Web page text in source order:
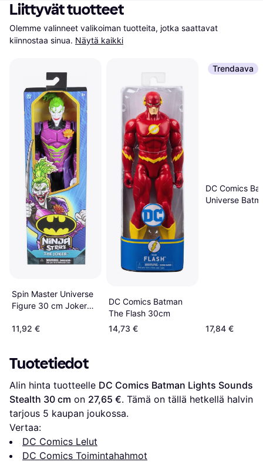
Liittyvät tuotteet
Olemme valinneet valikoiman tuotteita, jotka saattavat
kiinnostaa sinua. Näytä kaikki
Spin Master Universe
Figure 30 cm Joker
11,92 €
DC Comics Batman
The Flash 30cm
14,73 €
Trendaava
DC Comics
Universe
17,84 €
Tuotetiedot
Alin hinta tuotteelle DC Comics Batman Lights Sounds
Stealth 30 cm on 27,65 €. Tämä on tällä hetkellä halvin
tarjous 5 kaupan joukossa.
Vertaa:
DC Comics Lelut
DC Comics Toimintahahmot